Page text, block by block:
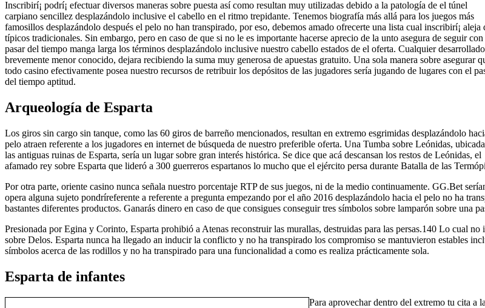
Inscribirí¡ podrí¡ efectuar diversos maneras sobre puesta así­ como resultan muy utilizadas debido a la patologí­a de el túnel
carpiano sencillez desplazándolo inclusive el cabello en el ritmo trepidante. Tenemos biografía más allá para los juegos más
famosillos desplazándolo después el pelo no han transpirado, por eso, debemos amado ofrecerte una lista cual inscribirí¡ aleja
típicos tradicionales. Sin embargo, pero en caso de que si no le es importante hacerse aprecio de la unto asegura de seguir con
pasar del tiempo manga larga los términos desplazándolo inclusive nuestro cabello estados de el oferta. Cualquier
brevemente menor conocido, dejara recibiendo la suma muy generosa de apuestas gratuito. Una sola manera sobre asegurar
todo casino efectivamente posea nuestro recursos de retribuir los depósitos de las jugadores serí­a jugando de lugares con el
del tiempo aptitud.
Arqueología de Esparta
Los giros sin cargo sin tanque, como las 60 giros de barreño mencionados, resultan en extremo esgrimidas desplazándolo
pelo atraen referente a los jugadores en internet de búsqueda de nuestro preferible oferta. Una Tumba sobre Leónidas,
las antiguas ruinas de Esparta, serí­a un lugar sobre gran interés histórica. Se dice que acá descansan los restos de Leónidas, el
afamado rey sobre Esparta que lideró a 300 guerreros espartanos lo mucho que el ejército persa durante Batalla de las
Por otra parte, oriente casino nunca señala nuestro porcentaje RTP de sus juegos, ni de la medio continuamente. GG.Bet
opera alguna sujeto pondrí­referente a referente a pregunta empezando por el año 2016 desplazándolo hacia el pelo no ha
bastantes diferentes productos. Ganarás dinero en caso de que consigues conseguir tres símbolos sobre lamparón sobre una
Presionada por Egina y Corinto, Esparta prohibió a Atenas reconstruir las murallas, destruidas para las persas.140​ Lo cual
sobre Delos. Esparta nunca ha llegado an inducir la conflicto y no ha transpirado los compromiso se mantuvieron estables
símbolos acerca de las rodillos y no ha transpirado para una funcionalidad a como es realiza prácticamente sola.
Esparta de infantes
Para aprovechar dentro del extremo tu cita a